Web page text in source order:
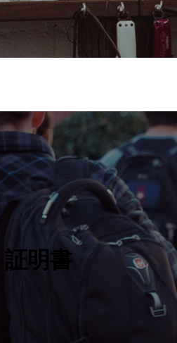
証明書